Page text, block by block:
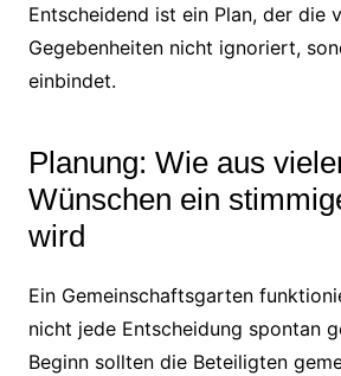
Entscheidend ist ein Plan, der die
Gegebenheiten nicht ignoriert,
einbindet.
Planung: Wie aus
Wünschen ein
wird
Ein Gemeinschaftsgarten
nicht jede Entscheidung spontan
Beginn sollten die Beteiligten